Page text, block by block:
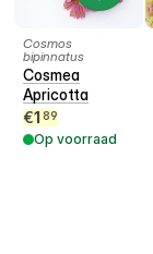
Cosmos
bipinnatus
Cosmea
Apricotta
€1 89
Op voorraad